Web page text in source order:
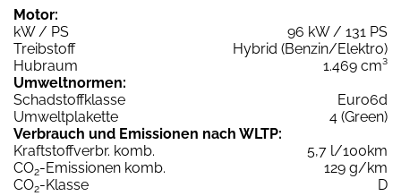
Motor:
kW / PS
96 kW / 131 PS
Treibstoff
Hybrid (Benzin/Elektro)
Hubraum
1.469 cm³
Umweltnormen:
Schadstoffklasse
Euro6d
Umweltplakette
4 (Green)
Verbrauch und Emissionen nach WLTP:
Kraftstoffverbr. komb.
5,7 l/100km
CO2-Emissionen komb.
129 g/km
CO2-Klasse
D